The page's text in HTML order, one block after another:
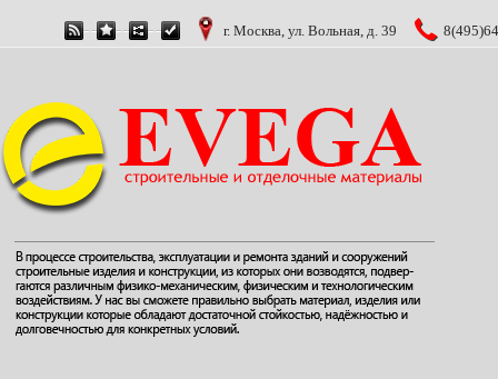
г. Москва, ул. Вольная, д. 39